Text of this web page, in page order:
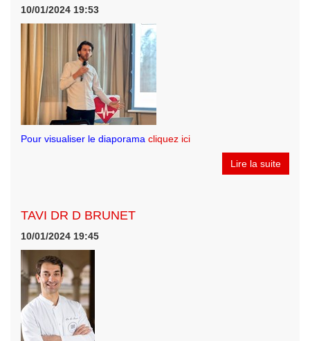
10/01/2024 19:53
Pour visualiser le diaporama cliquez ici
Lire la suite
TAVI DR D BRUNET
10/01/2024 19:45